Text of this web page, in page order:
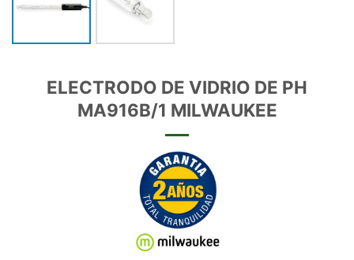
ELECTRODO DE VIDRIO DE PH
MA916B/1 MILWAUKEE